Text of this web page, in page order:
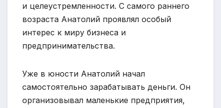
и целеустремленности. С самого раннего
возраста Анатолий проявлял особый
интерес к миру бизнеса и
предпринимательства.
Уже в юности Анатолий начал
самостоятельно зарабатывать деньги. Он
организовывал маленькие предприятия,